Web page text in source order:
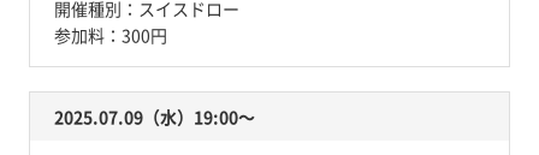
開催種別： スイスドロー
参加料： 300円
2025.07.09（水）19:00〜